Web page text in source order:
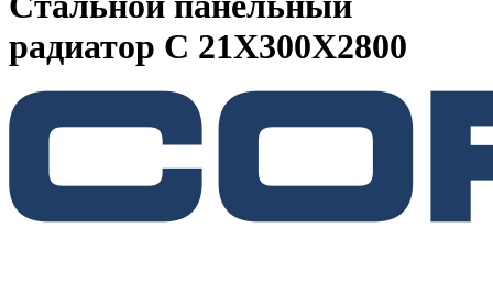
радиатор C 21Х300Х2800